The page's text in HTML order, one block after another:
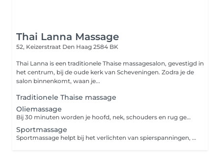
Thai Lanna Massage
52, Keizerstraat Den Haag 2584 BK
Thai Lanna is een traditionele Thaise massagesalon, gevestigd in
het centrum, bij de oude kerk van Scheveningen. Zodra je de
salon binnenkomt, waan je...
Traditionele Thaise massage
Oliemassage
Bij 30 minuten worden je hoofd, nek, schouders en rug gemasseerd. Bij 60 en 90 minuten wordt je hele lichaam gemasseerd. De oliemassage is vooral een ontspannende massage. Je wordt behandeld met hoogwaardige oliën met een prettig neutraal aroma.
Sportmassage
Sportmassage helpt bij het verlichten van spierspanningen, verbetert de doorbloeding en laat de energie weer stromen. Hierbij worden diepe technieken gecombineerd met oosterse technieken. Met behulp van de handpalm worden de bewegingen van de elleboog langs de elektrische banen geleid en worden de spieren opgerekt.